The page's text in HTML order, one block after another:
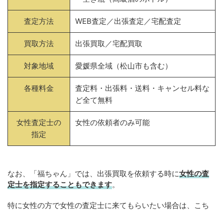
査定方法 WEB査定／出張査定／宅配査定
買取方法 出張買取／宅配買取
対象地域 愛媛県全域（松山市も含む）
各種料金
査定料・出張料・送料・キャンセル料な
ど全て無料
女性査定士の
指定
女性の依頼者のみ可能
なお、「福ちゃん」では、出張買取を依頼する時に女性の査
定士を指定することもできます。
特に女性の方で女性の査定士に来てもらいたい場合は、こち